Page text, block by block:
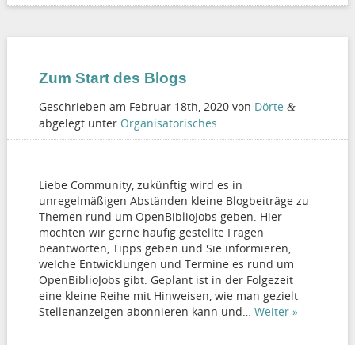
Zum Start des Blogs
Geschrieben am Februar 18th, 2020von Dörte &
abgelegt unter Organisatorisches.
Liebe Community, zukünftig wird es in
unregelmäßigen Abständen kleine Blogbeiträge zu
Themen rund um OpenBiblioJobs geben. Hier
möchten wir gerne häufig gestellte Fragen
beantworten, Tipps geben und Sie informieren,
welche Entwicklungen und Termine es rund um
OpenBiblioJobs gibt. Geplant ist in der Folgezeit
eine kleine Reihe mit Hinweisen, wie man gezielt
Stellenanzeigen abonnieren kann und… Weiter »